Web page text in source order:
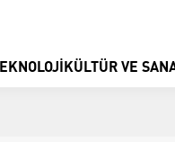
KÜLTÜR VE